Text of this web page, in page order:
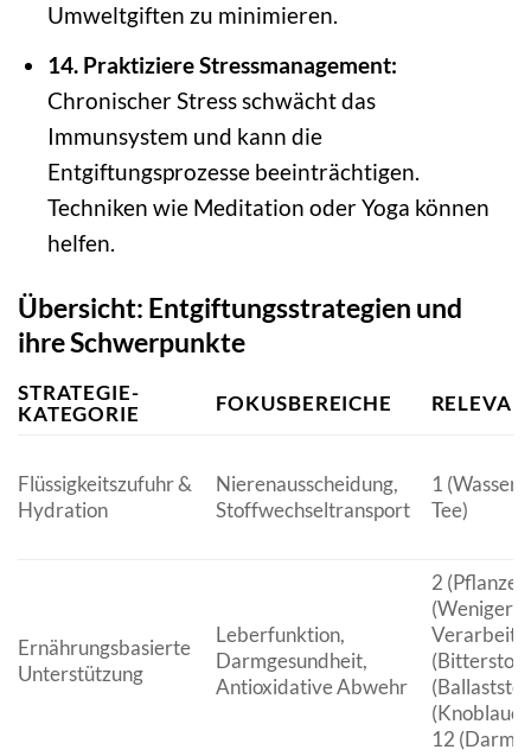
Umweltgiften zu minimieren.
14. Praktiziere Stressmanagement:
Chronischer Stress schwächt das
Immunsystem und kann die
Entgiftungsprozesse beeinträchtigen.
Techniken wie Meditation oder Yoga können
helfen.
Übersicht: Entgiftungsstrategien und
ihre Schwerpunkte
STRATEGIE-
KATEGORIE
FOKUSBEREICHE
Flüssigkeitszufuhr &
Hydration
Nierenausscheidung,
Stoffwechseltransport
1
Tee)
Ernährungsbasierte
Unterstützung
Leberfunktion,
Darmgesundheit,
Antioxidative Abwehr
2
(Weniger
12